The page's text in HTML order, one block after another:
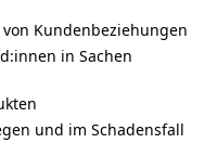
Kundenbeziehungen
in Sachen
und im Schadensfall